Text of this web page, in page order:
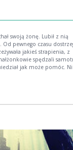
swoją żonę. Lubił z nią
pewnego czasu
jakieś strapienia, z
spędzali
jak może pomóc.
tajemnice skrywa Wyspa